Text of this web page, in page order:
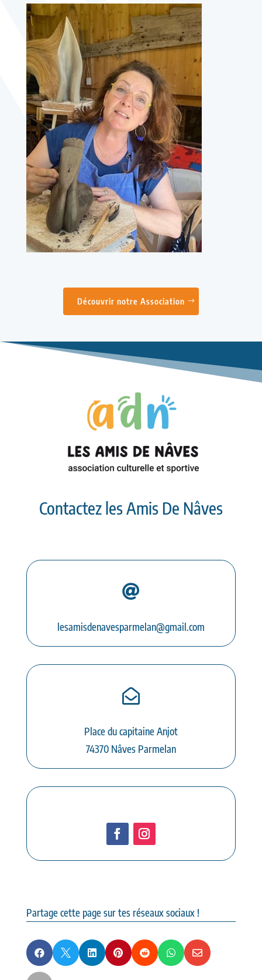
Découvrir notre Association
Contactez les Amis De Nâves

lesamisdenavesparmelan@gmail.com

Place du capitaine Anjot
74370 Nâves Parmelan
Partage cette page sur tes réseaux sociaux !
      